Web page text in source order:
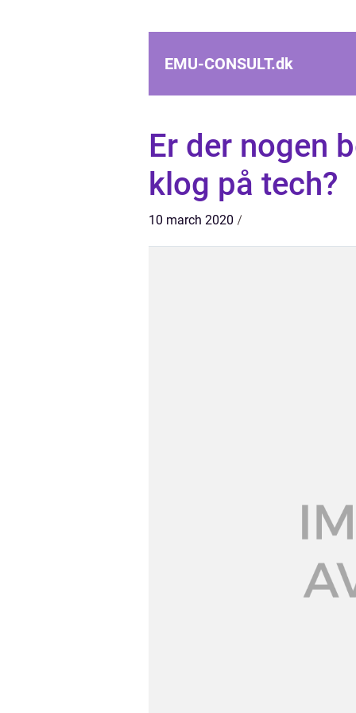
EMU-CONSULT.dk
Er der nogen
klog på tech?
10 march 2020